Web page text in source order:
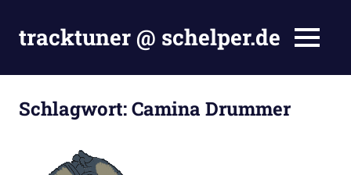
Inhalt
springen
tracktuner @ schelper.de
is
my
Hahahaha.
MENÜ
Schlagwort:Camina Drummer